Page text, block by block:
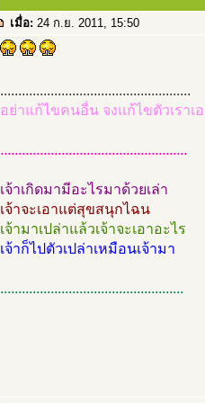
เมื่อ: 24 ก.ย. 2011, 15:50
.....................................................
อย่าแก้ไขคนอื่น จงแก้ไขตัวเราเ
....................................................
เจ้าเกิดมามีอะไรมาด้วยเล่า
เจ้าจะเอาแต่สุขสนุกไฉน
เจ้ามาเปล่าแล้วเจ้าจะเอาอะไร
เจ้าก็ไปตัวเปล่าเหมือนเจ้ามา
...................................................